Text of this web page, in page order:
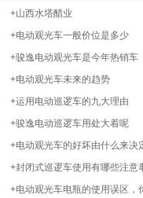
+山西水塔醋业
+电动观光车一般价位是多少
+骏逸电动观光车是今年热销车
+电动观光车未来的趋势
+运用电动巡逻车的九大理由
+骏逸电动巡逻车用处大着呢
+电动观光车的好坏由什么来决
+封闭式巡逻车使用有哪些注意
+电动观光车电瓶的使用误区，